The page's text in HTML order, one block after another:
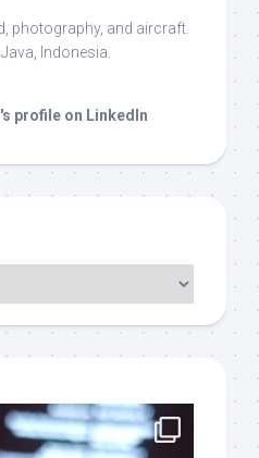
photography, and aircraft.
Indonesia.